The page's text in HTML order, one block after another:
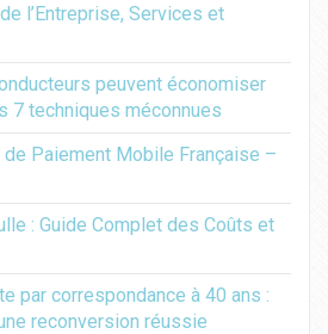
l’Entreprise, Services et
peuvent économiser
7 techniques méconnues
de Paiement Mobile Française –
: Guide Complet des Coûts et
par correspondance à 40 ans :
reconversion réussie